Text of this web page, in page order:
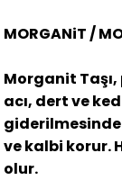
MORGANiT /
Morganit
acı, dert ve
ve kalbi korur.
olur.